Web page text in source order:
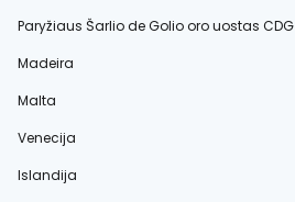
Paryžiaus Šarlio de Golio oro uostas CDG
Madeira
Malta
Venecija
Islandija